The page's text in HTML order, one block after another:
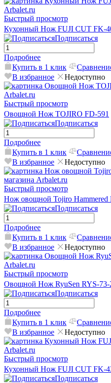
Быстрый просмотр
Кухонный Нож FUJI CUT FK-
Подписаться
Подробнее
Купить в 1 клик
В избранное
Недоступно
Быстрый просмотр
Овощной Нож TOJIRO FD-591
Подписаться
Подробнее
Купить в 1 клик
В избранное
Недоступно
Быстрый просмотр
Нож овощной Tojiro Hammered
Подписаться
Подробнее
Купить в 1 клик
В избранное
Недоступно
Быстрый просмотр
Овощной Нож RyuSen RYS-73-
Подписаться
Подробнее
Купить в 1 клик
В избранное
Недоступно
Быстрый просмотр
Кухонный Нож FUJI CUT FK-
Подписаться